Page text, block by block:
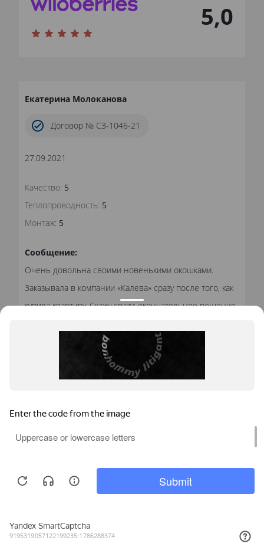
5,0
Екатерина Молоканова
Договор № СЗ-1046-21
27.09.2021
Качество: 5
Теплопроводность: 5
Монтаж: 5
Сообщение:
Очень довольна своими новенькими окошками.
Заказывала в компании «Калева» сразу после того, как
купила квартиру. Скажу сразу: окончательное решение
никто на рынке такую долгую не дает.
Так вот, установила окна. Стеклопакет — двойной,
функции открывания, откидывания и проветривания.
поэтому заказала в приятном ореховом оттенке. Очень
ОСТАВИТЬ ОТЗЫВ
Мы используем файлы cookie, метрические программы и системы
ПРИНЯТЬ